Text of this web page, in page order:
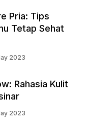
Pria: Tips
Tetap Sehat
2023
Rahasia Kulit
2023